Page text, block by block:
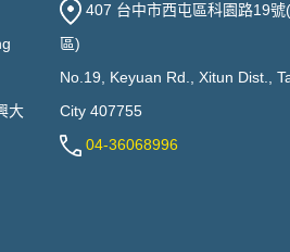
大
407 台中市西屯區科園路19號
區)
No.19, Keyuan Rd., Xitun Dist.,
City 407755
04-36068996